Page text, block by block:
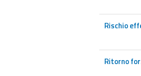
Rischio
Ritorno